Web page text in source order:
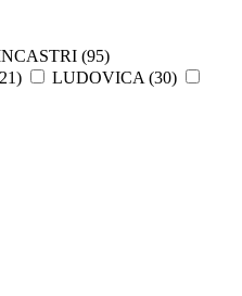
(95)
21) LUDOVICA (30)